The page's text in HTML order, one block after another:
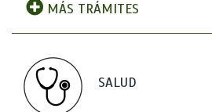
MÁS TRÁMITES
SALUD